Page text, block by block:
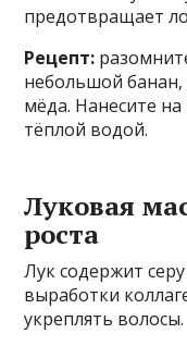
предотвращает
Рецепт:
небольшой
мёда. Нанесите
тёплой водой.
Луковая
роста
Лук содержит
выработки
укреплять волосы.